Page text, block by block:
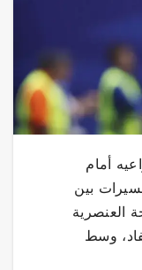
أمام
بين
العنصرية
وسط